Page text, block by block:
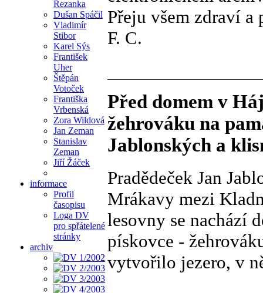
Řezanka
Dušan Spáčil
Vladimír
Stibor
Karel Sýs
František
Uher
Štěpán
Votoček
Františka
Vrbenská
Zora Wildová
Jan Zeman
Stanislav
Zeman
Jiří Žáček
informace
Profil
časopisu
Loga DV
pro spřátelené
stránky
archiv
Přeju všem zdraví a
F. C.
Před domem v
žehrováku na
Jablonských a
Pradědeček Jan
Mrákavy mezi
lesovny se nachází
pískovce -
vytvořilo jezero, v